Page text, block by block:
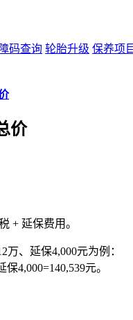
码查询 轮胎升级 保养项
价
+ 延保费用。
、延保4,000元为例：
4,000=140,539元。